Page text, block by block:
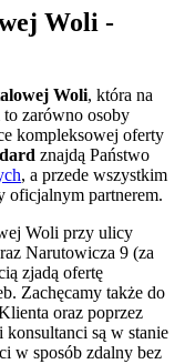
Woli -
Woli, która na
zarówno osoby
kompleksowej oferty
znajdą Państwo
, a przede wszystkim
oficjalnym partnerem.
Woli przy ulicy
Narutowicza 9 (za
zjadą ofertę
Zachęcamy także do
oraz poprzez
konsultanci są w stanie
w sposób zdalny bez